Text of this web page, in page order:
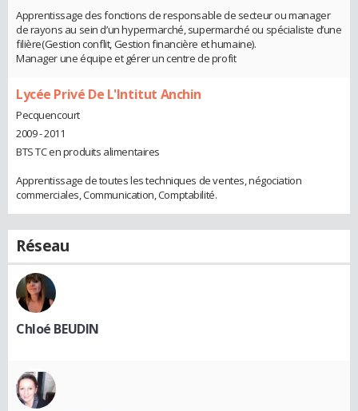
Apprentissage des fonctions de responsable de secteur ou manager
de rayons au sein d’un hypermarché, supermarché ou spécialiste d’une
filière(Gestion conflit, Gestion financière et humaine).
Manager une équipe et gérer un centre de profit
Lycée Privé De L'Intitut Anchin
Pecquencourt
2009 - 2011
BTS TC en produits alimentaires
Apprentissage de toutes les techniques de ventes, négociation
commerciales, Communication, Comptabilité.
Réseau
Chloé BEUDIN